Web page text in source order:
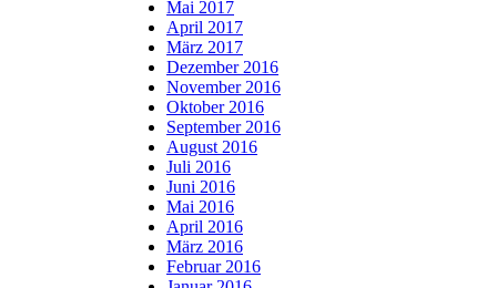
Mai 2017
April 2017
März 2017
Dezember 2016
November 2016
Oktober 2016
September 2016
August 2016
Juli 2016
Juni 2016
Mai 2016
April 2016
März 2016
Februar 2016